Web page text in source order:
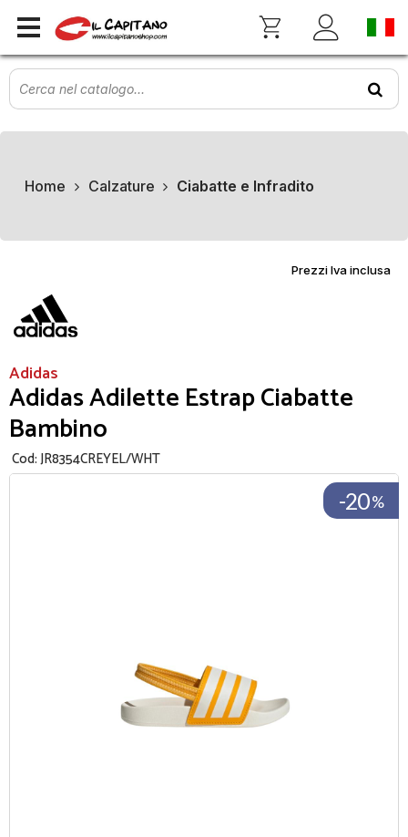
Home Calzature Ciabatte e Infradito
Prezzi Iva inclusa
Adidas
Adidas Adilette Estrap Ciabatte
Bambino
Cod:JR8354CREYEL/WHT
-20%